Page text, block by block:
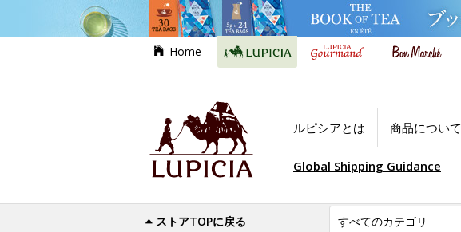
Home
ルピシアとは 商品について
Global Shipping Guidance
ストアTOPに戻る